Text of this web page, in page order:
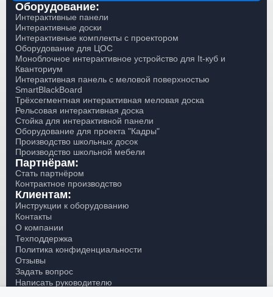
Оборудование:
Интерактивные панели
Интерактивные доски
Интерактивные комплекты с проектором
Оборудование для ЦОС
Моноблочное интерактивное устройство для It-куб и
Кванториум
Интерактивная панель с меловой поверхностью
SmartBlackBoard
Трёхсегментная интерактивная меловая доска
Рельсовая интерактивная доска
Стойка для интерактивной панели
Оборудование для проекта "Кадры"
Производство школьных досок
Производство школьной мебели
Партнёрам:
Стать партнёром
Контрактное производство
Клиентам:
Инструкции к оборудованию
Контакты
О компании
Техподдержка
Политика конфиденциальности
Отзывы
Задать вопрос
Написать руководителю